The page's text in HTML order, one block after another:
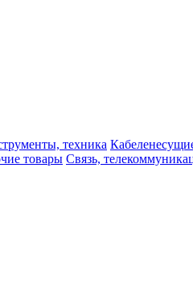
техника
товары Связь,